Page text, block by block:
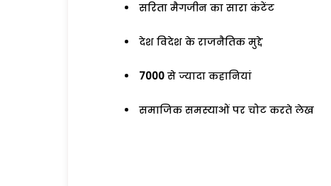
सरिता मैगजीन का सारा कंटेंट
देश विदेश के राजनैतिक मुद्दे
7000 से ज्यादा कहानियां
समाजिक समस्याओं पर चोट करते लेख